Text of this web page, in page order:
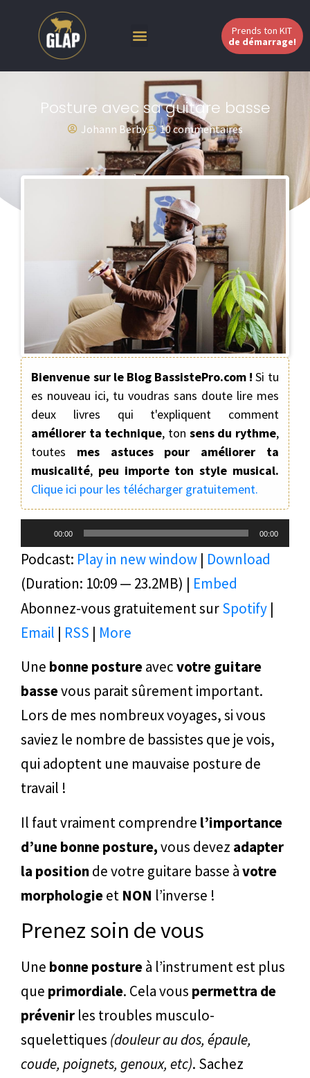
Prends ton KIT
de démarrage!
Posture avec sa guitare basse
Johann Berby 10 commentaires
Bienvenue sur le Blog BassistePro.com ! Si tu
es nouveau ici, tu voudras sans doute lire mes
deux livres qui t'expliquent comment
améliorer ta technique, ton sens du rythme,
toutes mes astuces pour améliorer ta
musicalité, peu importe ton style musical.
Clique ici pour les télécharger gratuitement.
Lecteur
audio
00:00 00:00
Podcast: Play in new window | Download
(Duration: 10:09 — 23.2MB) | Embed
Abonnez-vous gratuitement surSpotify |
Email | RSS | More
Une bonne postureavecvotre guitare
bassevous parait sûrement important.
Lors de mes nombreux voyages, si vous
saviez le nombre de bassistes que je vois,
qui adoptent une mauvaise posture de
travail !
Il faut vraiment comprendre l’importance
d’une bonne posture,vous devez adapter
la positionde votre guitare basse àvotre
morphologieet NON l’inverse !
Prenez soin de vous
Une bonne postureà l’instrument est plus
que primordiale. Cela vous permettra de
prévenir les troubles musculo-
squelettiques (douleur au dos, épaule,
coude, poignets, genoux, etc). Sachez